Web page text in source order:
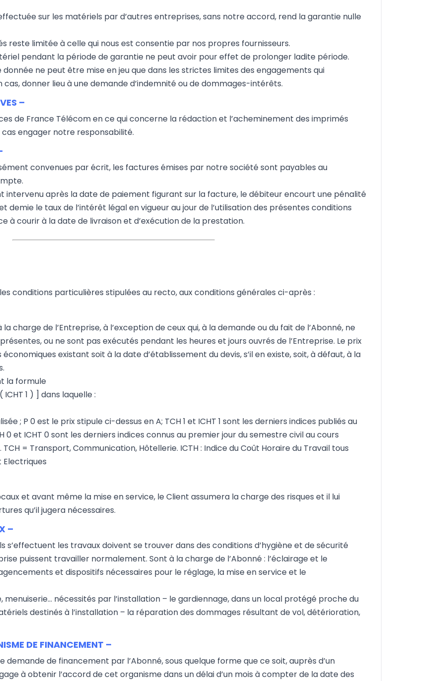
sur les matériels par d’autres entreprises, sans notre accord, rend la garantie nulle
reste limitée à celle qui nous est consentie par nos propres fournisseurs.
pendant la période de garantie ne peut avoir pour effet de prolonger ladite période.
ne peut être mise en jeu que dans les strictes limites des engagements qui
donner lieu à une demande d’indemnité ou de dommages-intérêts.
–
de France Télécom en ce qui concerne la rédaction et l’acheminement des imprimés
engager notre responsabilité.
convenues par écrit, les factures émises par notre société sont payables au
intervenu après la date de paiement figurant sur la facture, le débiteur encourt une pénalité
demie le taux de l’intérêt légal en vigueur au jour de l’utilisation des présentes conditions
à courir à la date de livraison et d’exécution de la prestation.
conditions particulières stipulées au recto, aux conditions générales ci-après :
charge de l’Entreprise, à l’exception de ceux qui, à la demande ou du fait de l’Abonné, ne
ou ne sont pas exécutés pendant les heures et jours ouvrés de l’Entreprise. Le prix
existant soit à la date d’établissement du devis, s’il en existe, soit, à défaut, à la
la formule
ICHT 1 ) ] dans laquelle :
; P 0 est le prix stipule ci-dessus en A; TCH 1 et ICHT 1 sont les derniers indices publiés au
et ICHT 0 sont les derniers indices connus au premier jour du semestre civil au cours
= Transport, Communication, Hôtellerie. ICTH : Indice du Coût Horaire du Travail tous
Electriques
et avant même la mise en service, le Client assumera la charge des risques et il lui
qu’il jugera nécessaires.
–
s’effectuent les travaux doivent se trouver dans des conditions d’hygiène et de sécurité
puissent travailler normalement. Sont à la charge de l’Abonné : l’éclairage et le
et dispositifs nécessaires pour le réglage, la mise en service et le
nécessités par l’installation – le gardiennage, dans un local protégé proche du
destinés à l’installation – la réparation des dommages résultant de vol, détérioration,
DE FINANCEMENT –
demande de financement par l’Abonné, sous quelque forme que ce soit, auprès d’un
à obtenir l’accord de cet organisme dans un délai d’un mois à compter de la date des